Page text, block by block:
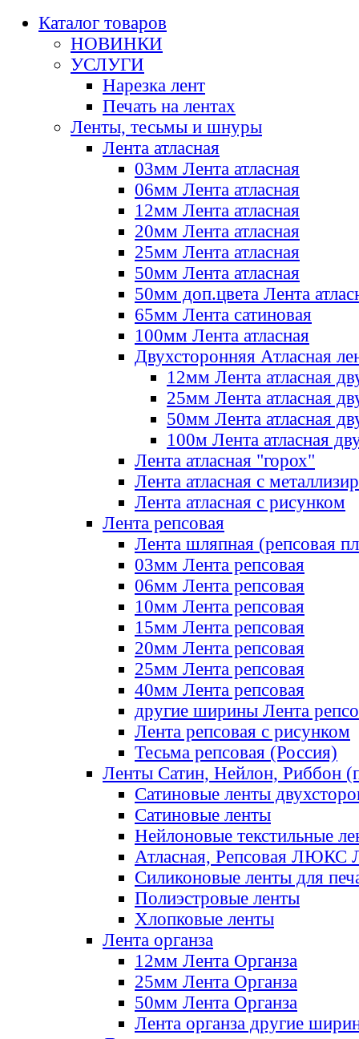
Каталог товаров
НОВИНКИ
УСЛУГИ
Нарезка лент
Печать на лентах
Ленты, тесьмы и шнуры
Лента атласная
03мм Лента атласная
06мм Лента атласная
12мм Лента атласная
20мм Лента атласная
25мм Лента атласная
50мм Лента атласная
50мм доп.цвета Лента
65мм Лента сатиновая
100мм Лента атласная
Двухсторонняя Атласная
12мм Лента атласная
25мм Лента атласная
50мм Лента атласная
100м Лента атласная
Лента атласная "горох"
Лента атласная с
Лента атласная с рисунком
Лента репсовая
Лента шляпная (репсовая
03мм Лента репсовая
06мм Лента репсовая
10мм Лента репсовая
15мм Лента репсовая
20мм Лента репсовая
25мм Лента репсовая
40мм Лента репсовая
другие ширины Лента
Лента репсовая с рисунком
Тесьма репсовая (Россия)
Ленты Сатин, Нейлон, Риббон
Сатиновые ленты
Сатиновые ленты
Нейлоновые текстильные
Атласная, Репсовая ЛЮКС
Силиконовые ленты для
Полиэстровые ленты
Хлопковые ленты
Лента органза
12мм Лента Органза
25мм Лента Органза
50мм Лента Органза
Лента органза другие